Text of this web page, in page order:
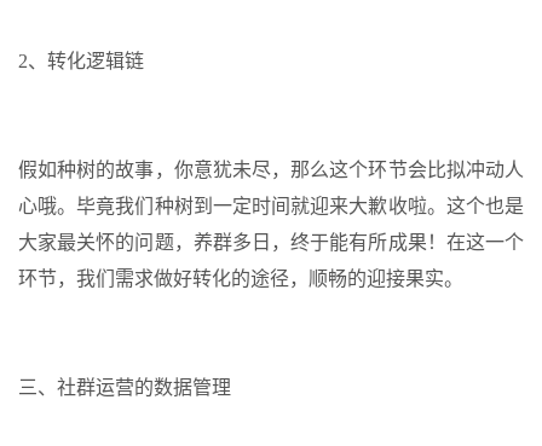
2、转化逻辑链
假如种树的故事，你意犹未尽，那么这个环节会比拟冲动人
心哦。毕竟我们种树到一定时间就迎来大歉收啦。这个也是
大家最关怀的问题，养群多日，终于能有所成果！在这一个
环节，我们需求做好转化的途径，顺畅的迎接果实。
三、社群运营的数据管理